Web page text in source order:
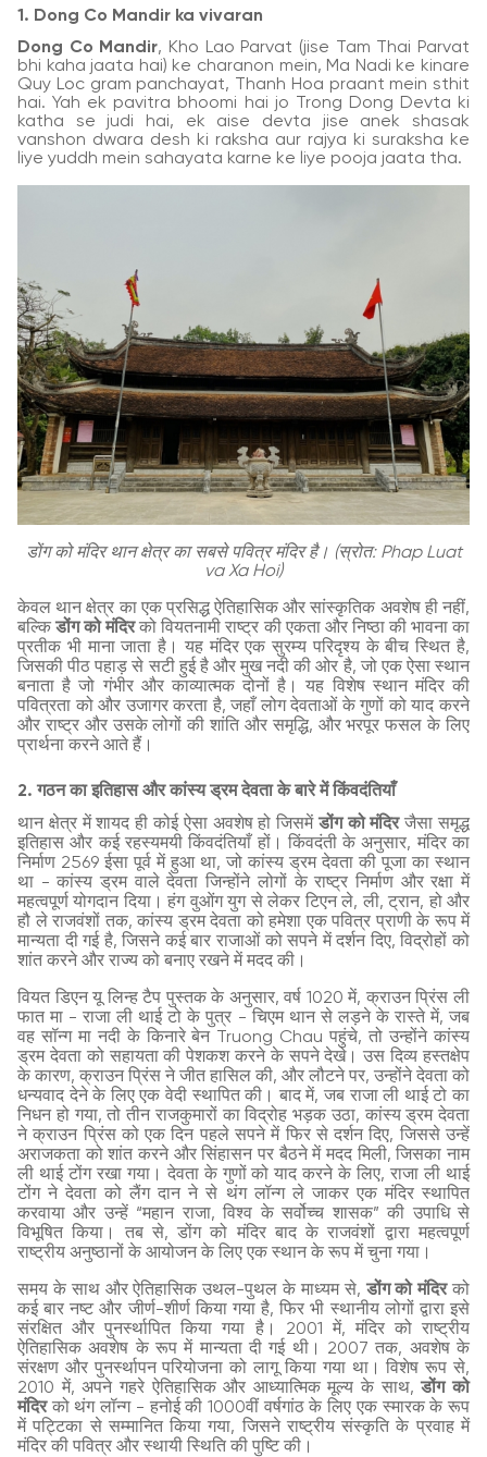
1. Dong Co Mandir ka vivaran
Dong Co Mandir, Kho Lao Parvat (jise Tam Thai Parvat
bhi kaha jaata hai) ke charanon mein, Ma Nadi ke kinare
Quy Loc gram panchayat, Thanh Hoa praant mein sthit
hai. Yah ek pavitra bhoomi hai jo Trong Dong Devta ki
katha se judi hai, ek aise devta jise anek shasak
vanshon dwara desh ki raksha aur rajya ki suraksha ke
liye yuddh mein sahayata karne ke liye pooja jaata tha.
डोंग को मंदिर थान क्षेत्र का सबसे पवित्र मंदिर है। (स्रोत: Phap Luat
va Xa Hoi)
केवल थान क्षेत्र का एक प्रसिद्ध ऐतिहासिक और सांस्कृतिक अवशेष ही नहीं,
बल्किडोंग को मंदिरको वियतनामी राष्ट्र की एकता और निष्ठा की भावना का
प्रतीक भी माना जाता है। यह मंदिर एक सुरम्य परिदृश्य के बीच स्थित है,
जिसकी पीठ पहाड़ से सटी हुई है और मुख नदी की ओर है, जो एक ऐसा स्थान
बनाता है जो गंभीर और काव्यात्मक दोनों है। यह विशेष स्थान मंदिर की
पवित्रता को और उजागर करता है, जहाँ लोग देवताओं के गुणों को याद करने
और राष्ट्र और उसके लोगों की शांति और समृद्धि, और भरपूर फसल के लिए
प्रार्थना करने आते हैं।
2. गठन का इतिहास और कांस्य ड्रम देवता के बारे में किंवदंतियाँ
थान क्षेत्र में शायद ही कोई ऐसा अवशेष हो जिसमेंडोंग को मंदिरजैसा समृद्ध
इतिहास और कई रहस्यमयी किंवदंतियाँ हों। किंवदंती के अनुसार, मंदिर का
निर्माण 2569 ईसा पूर्व में हुआ था, जो कांस्य ड्रम देवता की पूजा का स्थान
था - कांस्य ड्रम वाले देवता जिन्होंने लोगों के राष्ट्र निर्माण और रक्षा में
महत्वपूर्ण योगदान दिया। हंग वुओंग युग से लेकर टिएन ले, ली, ट्रान, हो और
हौ ले राजवंशों तक, कांस्य ड्रम देवता को हमेशा एक पवित्र प्राणी के रूप में
मान्यता दी गई है, जिसने कई बार राजाओं को सपने में दर्शन दिए, विद्रोहों को
शांत करने और राज्य को बनाए रखने में मदद की।
वियत डिएन यू लिन्ह टैप पुस्तक के अनुसार, वर्ष 1020 में, क्राउन प्रिंस ली
फात मा - राजा ली थाई टो के पुत्र - चिएम थान से लड़ने के रास्ते में, जब
वह सॉन्ग मा नदी के किनारे बेन Truong Chau पहुंचे, तो उन्होंने कांस्य
ड्रम देवता को सहायता की पेशकश करने के सपने देखे। उस दिव्य हस्तक्षेप
के कारण, क्राउन प्रिंस ने जीत हासिल की, और लौटने पर, उन्होंने देवता को
धन्यवाद देने के लिए एक वेदी स्थापित की। बाद में, जब राजा ली थाई टो का
निधन हो गया, तो तीन राजकुमारों का विद्रोह भड़क उठा, कांस्य ड्रम देवता
ने क्राउन प्रिंस को एक दिन पहले सपने में फिर से दर्शन दिए, जिससे उन्हें
अराजकता को शांत करने और सिंहासन पर बैठने में मदद मिली, जिसका नाम
ली थाई टोंग रखा गया। देवता के गुणों को याद करने के लिए, राजा ली थाई
टोंग ने देवता को लैंग दान ने से थंग लॉन्ग ले जाकर एक मंदिर स्थापित
करवाया और उन्हें “महान राजा, विश्व के सर्वोच्च शासक” की उपाधि से
विभूषित किया। तब से, डोंग को मंदिर बाद के राजवंशों द्वारा महत्वपूर्ण
राष्ट्रीय अनुष्ठानों के आयोजन के लिए एक स्थान के रूप में चुना गया।
समय के साथ और ऐतिहासिक उथल-पुथल के माध्यम से,डोंग को मंदिरको
कई बार नष्ट और जीर्ण-शीर्ण किया गया है, फिर भी स्थानीय लोगों द्वारा इसे
संरक्षित और पुनर्स्थापित किया गया है। 2001 में, मंदिर को राष्ट्रीय
ऐतिहासिक अवशेष के रूप में मान्यता दी गई थी। 2007 तक, अवशेष के
संरक्षण और पुनर्स्थापन परियोजना को लागू किया गया था। विशेष रूप से,
2010 में, अपने गहरे ऐतिहासिक और आध्यात्मिक मूल्य के साथ,डोंग को
मंदिरको थंग लॉन्ग - हनोई की 1000वीं वर्षगांठ के लिए एक स्मारक के रूप
में पट्टिका से सम्मानित किया गया, जिसने राष्ट्रीय संस्कृति के प्रवाह में
मंदिर की पवित्र और स्थायी स्थिति की पुष्टि की।